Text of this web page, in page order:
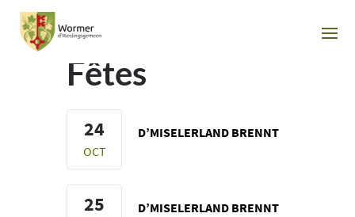
Fêtes
24
OCT
D’MISELERLAND BRENNT
25 D’MISELERLAND BRENNT